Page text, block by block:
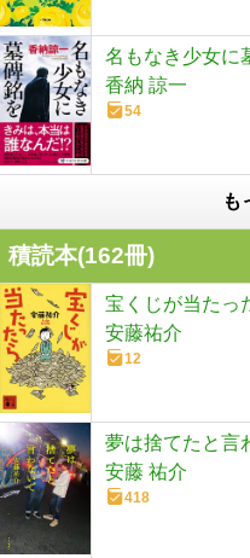
名もなき少女に
香納 諒一
54
も
積読本(162冊)
宝くじが当たっ
安藤祐介
12
夢は捨てたと言
安藤 祐介
418